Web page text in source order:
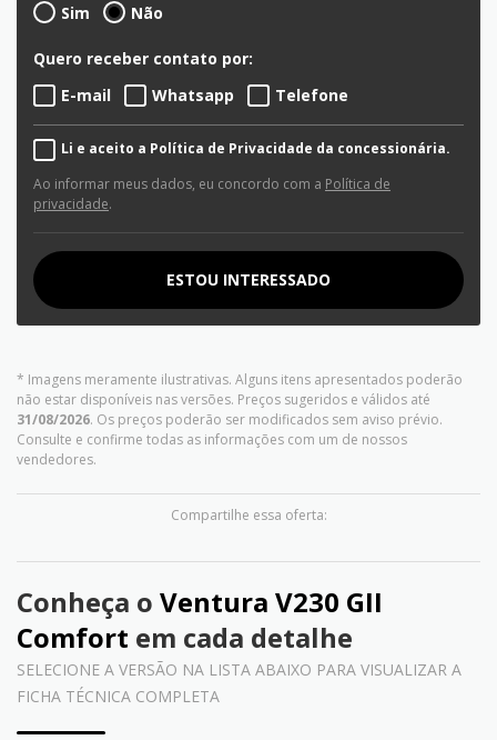
* Imagens meramente ilustrativas. Alguns itens apresentados poderão
não estar disponíveis nas versões. Preços sugeridos e válidos até
31/08/2026. Os preços poderão ser modificados sem aviso prévio.
Consulte e confirme todas as informações com um de nossos
vendedores.
Compartilhe essa oferta:
Sim
Não
Quero receber contato por:
E-mail
Whatsapp Telefone
Li e aceito a Política de Privacidade da concessionária.
Ao informar meus dados, eu concordo com a Política de
privacidade.
ESTOU INTERESSADO
Conheça o Ventura V230 GII
Comfort em cada detalhe
SELECIONE A VERSÃO NA LISTA ABAIXO PARA VISUALIZAR A
FICHA TÉCNICA COMPLETA